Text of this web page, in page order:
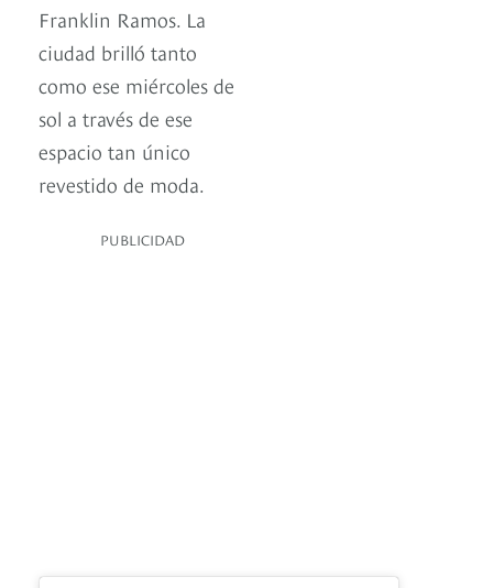
Franklin Ramos. La
ciudad brilló tanto
como ese miércoles de
sol a través de ese
espacio tan único
revestido de moda.
PUBLICIDAD